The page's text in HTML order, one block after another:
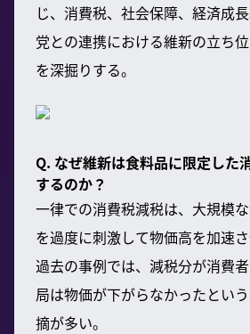
じ、消費税、社会保障、経済成
党との連携における維新の立ち
を深掘りする。
Q. なぜ維新は食料品に限定した
するのか？
一律での消費税減税は、大規模
を過度に刺激して物価高を加速さ
過去の事例では、減税分が消費
局は物価が下がらなかったとい
摘が多い。